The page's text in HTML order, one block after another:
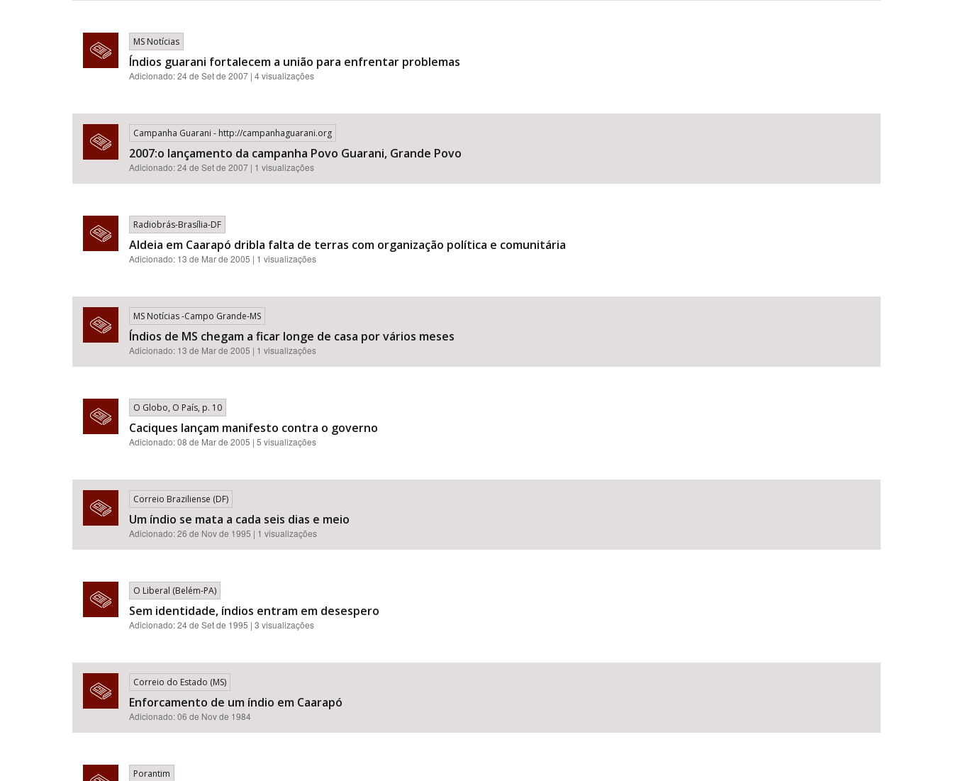
MS Notícias
Índios guarani fortalecem a união para enfrentar problemas
Adicionado: 24 de Set de 2007 | 4 visualizações
Campanha Guarani - http://campanhaguarani.org
2007:o lançamento da campanha Povo Guarani, Grande Povo
Adicionado: 24 de Set de 2007 | 1 visualizações
Radiobrás-Brasília-DF
Aldeia em Caarapó dribla falta de terras com organização política e comunitária
Adicionado: 13 de Mar de 2005 | 1 visualizações
MS Notícias -Campo Grande-MS
Índios de MS chegam a ficar longe de casa por vários meses
Adicionado: 13 de Mar de 2005 | 1 visualizações
O Globo, O País, p. 10
Caciques lançam manifesto contra o governo
Adicionado: 08 de Mar de 2005 | 5 visualizações
Correio Braziliense (DF)
Um índio se mata a cada seis dias e meio
Adicionado: 26 de Nov de 1995 | 1 visualizações
O Liberal (Belém-PA)
Sem identidade, índios entram em desespero
Adicionado: 24 de Set de 1995 | 3 visualizações
Correio do Estado (MS)
Enforcamento de um índio em Caarapó
Adicionado: 06 de Nov de 1984
Porantim